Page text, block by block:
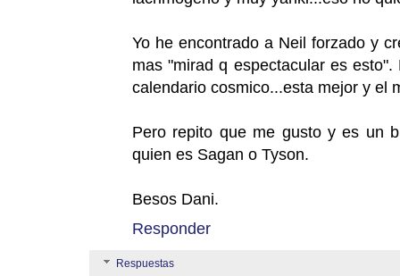
Yo he encontrado a Neil forzado y
mas "mirad q espectacular es
calendario cosmico...esta mejor y el
Pero repito que me gusto y es un
quien es Sagan o Tyson.
Besos Dani.
Responder
Respuestas